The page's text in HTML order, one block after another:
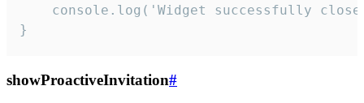
console.log('Widget successfully
}
showProactiveInvitation#